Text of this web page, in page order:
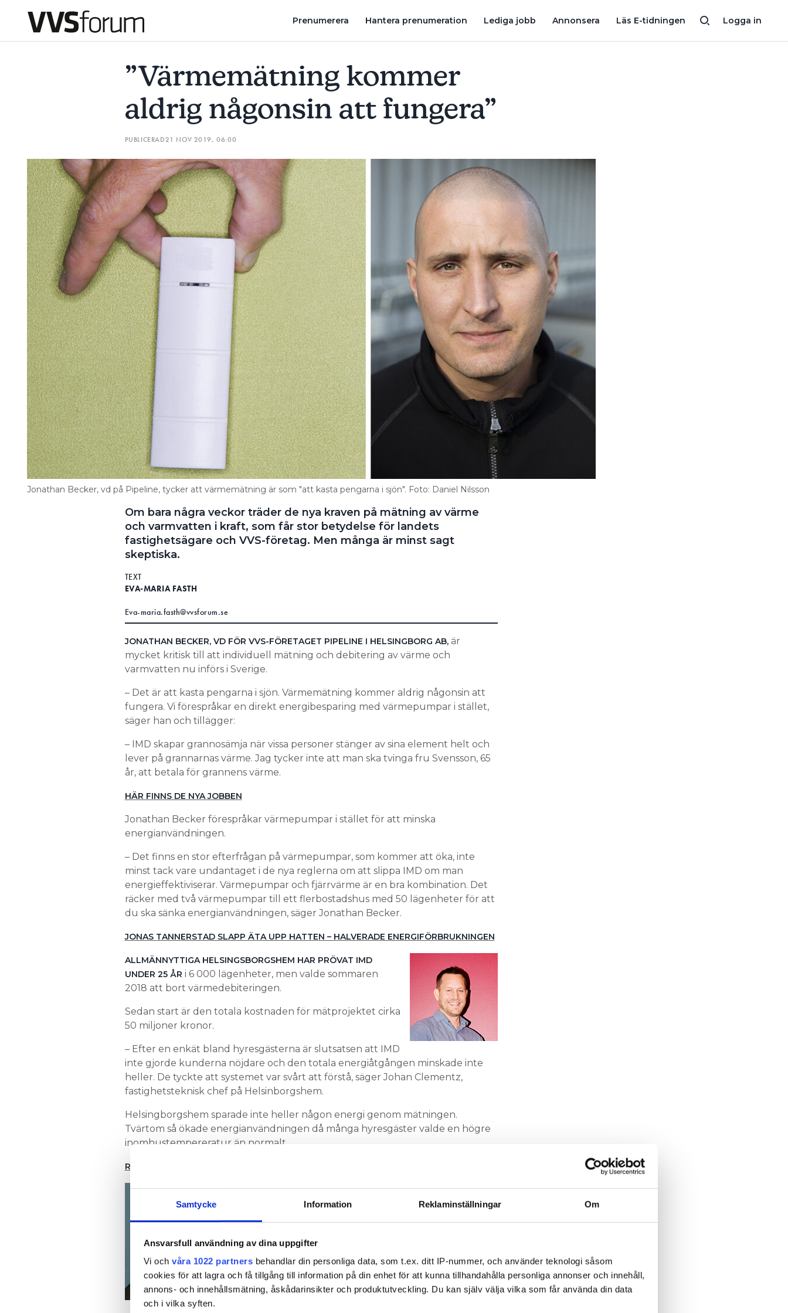
Samtycke Information Reklaminställningar Om
Ansvarsfull användning av dina uppgifter
Vi och våra 1022 partners behandlar din personliga data, som t.ex. ditt IP-nummer, och använder teknologi såsom
cookies för att lagra och få tillgång till information på din enhet för att kunna tillhandahålla personliga annonser och innehåll,
annons- och innehållsmätning, åskådarinsikter och produktutveckling. Du kan själv välja vilka som får använda din data
och i vilka syften.
Logga in
Prenumerera Hantera prenumeration Lediga jobb Annonsera Läs E-tidningen
Hantera prenumeration
Annonsera
Läs E-tidningen
Om tidningen
Kontakt
Information om GDPR
Search for:
SEARCH
”Värmemätning kommer
aldrig någonsin att fungera”
PUBLICERAD21 NOV 2019, 06:00
Jonathan Becker, vd på Pipeline, tycker att värmemätning är som "att kasta pengarna i sjön". Foto: Daniel Nilsson
Om bara några veckor träder de nya kraven på mätning av värme
och varmvatten i kraft, som får stor betydelse för landets
fastighetsägare och VVS-företag. Men många är minst sagt
skeptiska.
TEXT
EVA-MARIA FASTH
Eva-maria.fasth@vvsforum.se
JONATHAN BECKER, VD FÖR VVS-FÖRETAGET PIPELINE I HELSINGBORG AB,är
mycket kritisk till att individuell mätning och debitering av värme och
varmvatten nu införs i Sverige.
– Det är att kasta pengarna i sjön. Värmemätning kommer aldrig någonsin att
fungera. Vi förespråkar en direkt energibesparing med värmepumpar i stället,
säger han och tillägger:
– IMD skapar grannosämja när vissa personer stänger av sina element helt och
lever på grannarnas värme. Jag tycker inte att man ska tvinga fru Svensson, 65
år, att betala för grannens värme.
HÄR FINNS DE NYA JOBBEN
Jonathan Becker förespråkar värmepumpar i stället för att minska
energianvändningen.
– Det finns en stor efterfrågan på värmepumpar, som kommer att öka, inte
minst tack vare undantaget i de nya reglerna om att slippa IMD om man
energieffektiviserar. Värmepumpar och fjärrvärme är en bra kombination. Det
räcker med två värmepumpar till ett flerbostadshus med 50 lägenheter för att
du ska sänka energianvändningen, säger Jonathan Becker.
JONAS TANNERSTAD SLAPP ÄTA UPP HATTEN – HALVERADE ENERGIFÖRBRUKNINGEN
ALLMÄNNYTTIGA HELSINGSBORGSHEM HAR PRÖVAT IMD
UNDER 25 ÅR i 6 000 lägenheter, men valde sommaren
2018 att bort värmedebiteringen.
Sedan start är den totala kostnaden för mätprojektet cirka
50 miljoner kronor.
– Efter en enkät bland hyresgästerna är slutsatsen att IMD
inte gjorde kunderna nöjdare och den totala energiåtgången minskade inte
heller. De tyckte att systemet var svårt att förstå, säger Johan Clementz,
fastighetsteknisk chef på Helsinborgshem.
Helsingborgshem sparade inte heller någon energi genom mätningen.
Tvärtom så ökade energianvändningen då många hyresgäster valde en högre
inomhustempereratur än normalt.
RASAR MOT IMD: “VI BETALAR GRANNARNAS VÄRME”
SIMON SIGGELSTEN, LEKTOR I BYGGTEKNIK VID MALMÖ
UNIVERSITET,som forskar kring IMD, är också
skeptisk till värmemätning.
– Mina och flera andra forskares studier visar på
värmeströmmar av betydande storlek. Lägenheter
med en gynnsam position kan få hela sitt
värmebehov tillgodosett från grannarna. Under
vissa förutsättningar kan lägenheter bli debiterade
”VÄRMEMÄTNING KOMMER ALDRIG NÅGONSIN ATT FUNGERA” ÄR DET VÄRT ATT SATSA PÅ FRÅNLUFTSVÄRMEPUMP OCH LUFTVÄRMEPUMP? VILLAÄGAREN TORDS SUPERLÖSNING: